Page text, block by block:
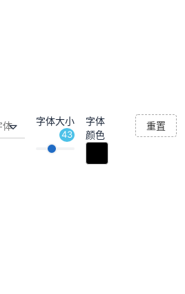
字体大小
43
字体
颜色
重置